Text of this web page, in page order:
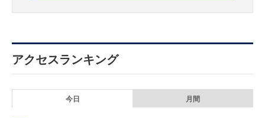
アクセスランキング
今日 月間